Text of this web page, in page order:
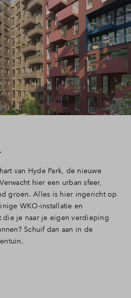
van Hyde Park, de nieuwe
hier een urban sfeer,
groen. Alles is hier ingericht op
WKO-installatie en
je naar je eigen verdieping
Schuif dan aan in de